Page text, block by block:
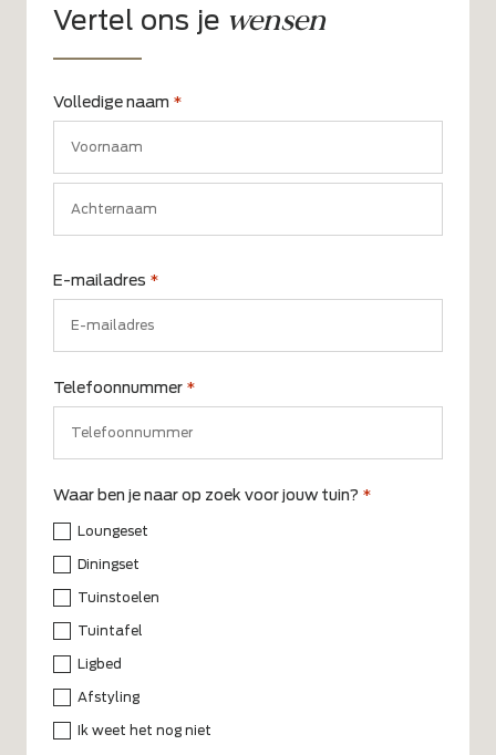
Vertel ons je wensen
Volledige naam *
E-mailadres *
Telefoonnummer *
Waar ben je naar op zoek voor jouw tuin? *
Loungeset
Diningset
Tuinstoelen
Tuintafel
Ligbed
Afstyling
Ik weet het nog niet